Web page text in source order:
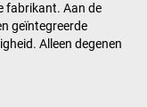
fabrikant. Aan de
geïntegreerde
Alleen degenen